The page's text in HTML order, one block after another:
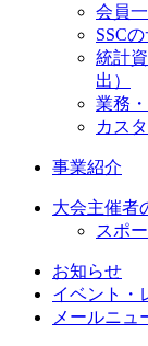
会員
SSC
統計
出）
業務
カス
事業紹介
大会主催者
スポ
お知らせ
イベント・
メールニュ